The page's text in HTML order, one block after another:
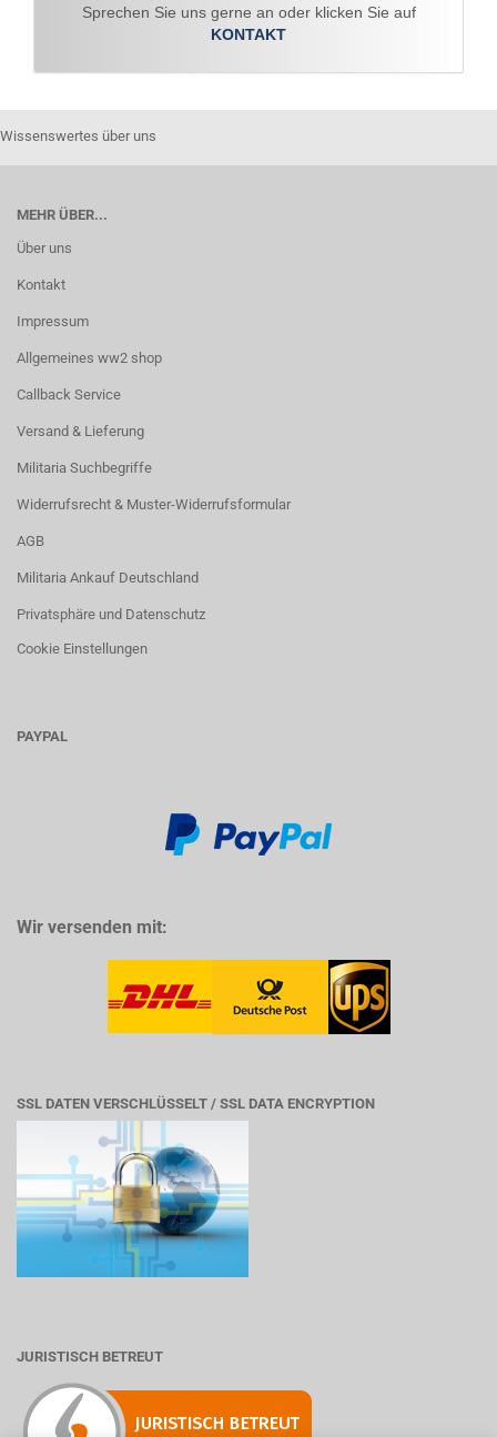
Sprechen Sie uns gerne an oder klicken Sie auf
KONTAKT
Wissenswertes über uns
MEHR ÜBER...
Über uns
Kontakt
Impressum
Allgemeines ww2 shop
Callback Service
Versand & Lieferung
Militaria Suchbegriffe
Widerrufsrecht & Muster-Widerrufsformular
AGB
Militaria Ankauf Deutschland
Privatsphäre und Datenschutz
Cookie Einstellungen
PAYPAL
Wir versenden mit:
SSL DATEN VERSCHLÜSSELT / SSL DATA ENCRYPTION
JURISTISCH BETREUT